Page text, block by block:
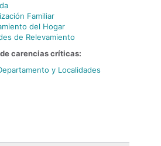
Familiar
del Hogar
de Relevamiento
carencias críticas:
y Localidades